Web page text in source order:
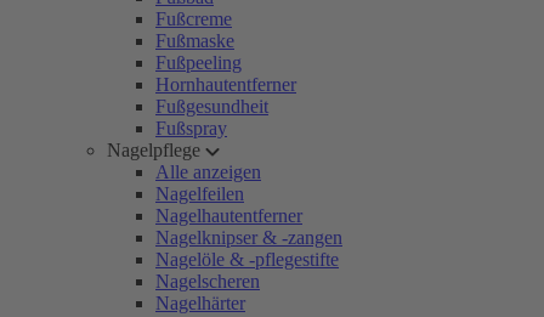
Fußcreme
Fußmaske
Fußpeeling
Hornhautentferner
Fußgesundheit
Fußspray
Nagelpflege
Alle anzeigen
Nagelfeilen
Nagelhautentferner
Nagelknipser & -zangen
Nagelöle & -pflegestifte
Nagelscheren
Nagelhärter